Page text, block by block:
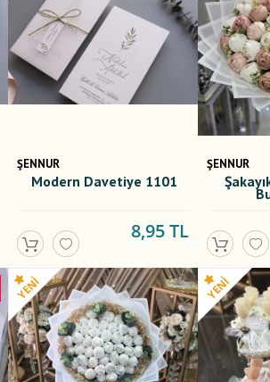
ŞENNUR
Modern Davetiye 1101
8,95 TL
ŞENNUR